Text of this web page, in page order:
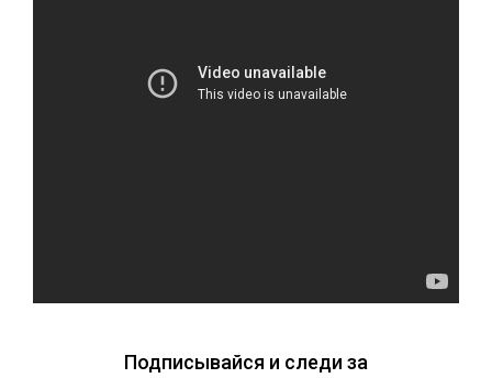
Подписывайся и следи за